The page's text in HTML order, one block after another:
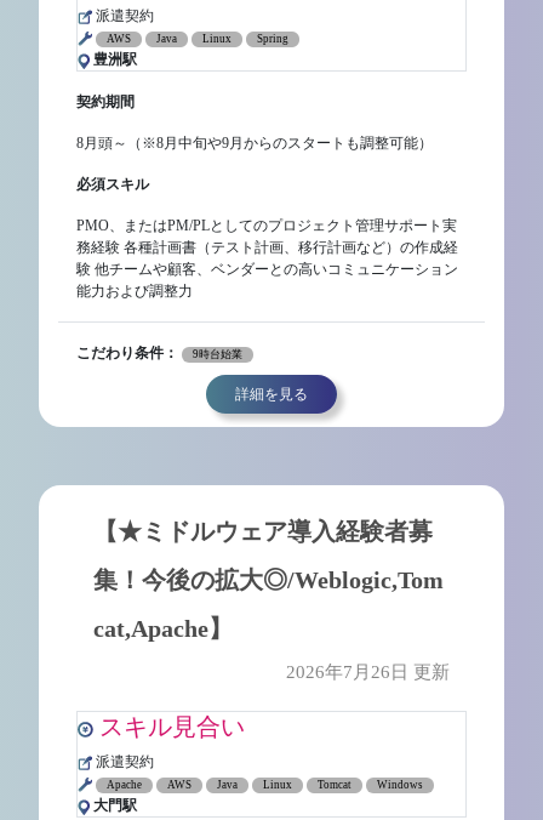
派遣契約
AWS Java Linux Spring
豊洲駅
契約期間
8月頭～（※8月中旬や9月からのスタートも調整可能）
必須スキル
PMO、またはPM/PLとしてのプロジェクト管理サポート実
務経験 各種計画書（テスト計画、移行計画など）の作成経
験 他チームや顧客、ベンダーとの高いコミュニケーション
能力および調整力
こだわり条件： 9時台始業
詳細を見る
【★ミドルウェア導入経験者募
集！今後の拡大◎/Weblogic,Tom
cat,Apache】
2026年7月26日 更新
スキル見合い
派遣契約
Apache AWS Java Linux Tomcat Windows
大門駅